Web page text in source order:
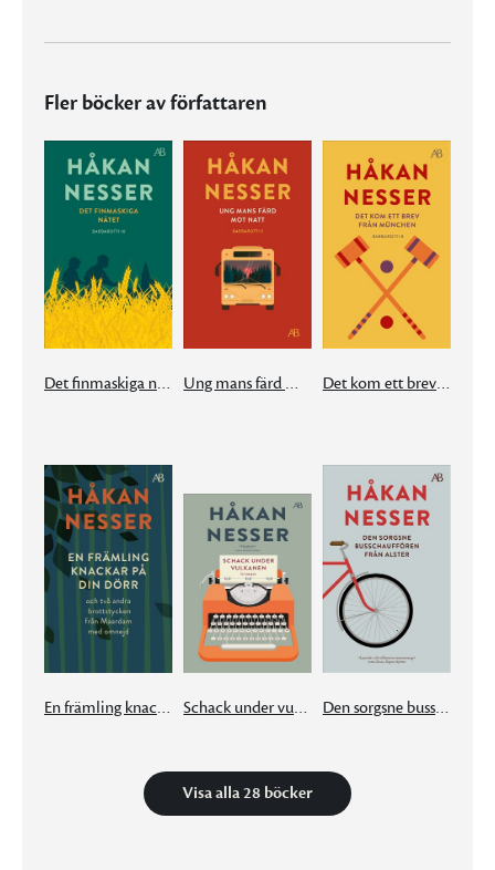
Fler böcker av författaren
Det finmaskiga nätet Ung mans färd mot natt Det kom ett brev från München
En främling knackar på din dörr Schack under vulkanen Den sorgsne busschauffören från Alster
Visa alla 28 böcker